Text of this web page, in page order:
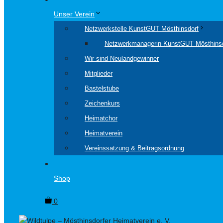
Unser Verein
Netzwerkstelle KunstGUT Mösthinsdorf
Netzwerkmanagerin KunstGUT
Wir sind Neulandgewinner
Mitglieder
Bastelstube
Zeichenkurs
Heimatchor
Heimatverein
Vereinssatzung & Beitragsordnung
Shop
0